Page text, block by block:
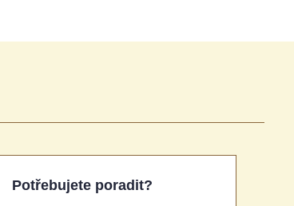
Potřebujete poradit?